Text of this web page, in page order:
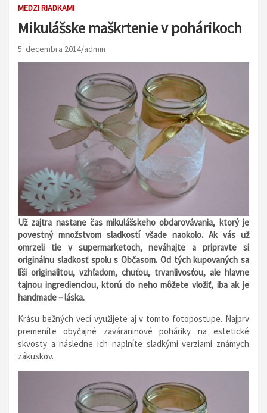
MEDZI RIADKAMI
Mikulášske maškrtenie v pohárikoch
5. decembra 2014 admin
Už zajtra nastane čas mikulášskeho obdarovávania, ktorý je
povestný množstvom sladkostí všade naokolo. Ak vás už
omrzeli tie v supermarketoch, neváhajte a pripravte si
originálnu sladkosť spolu s Občasom. Od tých kupovaných sa
líši originalitou, vzhľadom, chuťou, trvanlivosťou, ale hlavne
tajnou ingredienciou, ktorú do neho môžete vložiť, iba ak je
handmade – láska.
Krásu bežných vecí využijete aj v tomto fotopostupe. Najprv
premeníte obyčajné zaváraninové poháriky na estetické
skvosty a následne ich naplníte sladkými verziami známych
zákuskov.